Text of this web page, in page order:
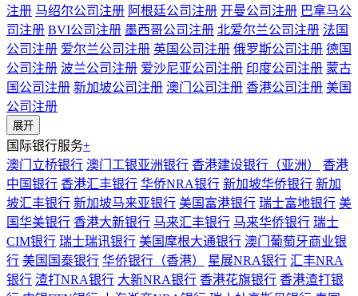
注册 马绍尔公司注册 阿根廷公司注册 开曼公司注册 巴拿马公
司注册 BVI公司注册 墨西哥公司注册 北爱尔兰公司注册 法国
公司注册 爱尔兰公司注册 英国公司注册 俄罗斯公司注册 德国
公司注册 波兰公司注册 爱沙尼亚公司注册 印度公司注册 蒙古
国公司注册 新加坡公司注册 澳门公司注册 香港公司注册 美国
公司注册
展开
国际银行服务+
澳门立桥银行 澳门工银亚洲银行 香港建设银行（亚洲）
香港
中国银行 香港汇丰银行 华侨NRA银行 新加坡华侨银行 新加
坡汇丰银行 新加坡马来亚银行 美国富港银行 瑞士富地银行 美
国华美银行 香港大新银行 马来汇丰银行 马来华侨银行 瑞士
CIM银行 瑞士瑞讯银行 美国摩根大通银行 澳门葡萄牙商业银
行 美国国泰银行 华侨银行（香港） 星展NRA银行 汇丰NRA
银行 渣打NRA银行 大新NRA银行 香港花旗银行 香港渣打银